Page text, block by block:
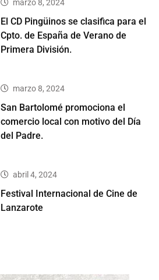
marzo 8, 2024
El CD Pingüinos se clasifica para el
Cpto. de España de Verano de
Primera División.
marzo 8, 2024
San Bartolomé promociona el
comercio local con motivo del Día
del Padre.
abril 4, 2024
Festival Internacional de Cine de
Lanzarote